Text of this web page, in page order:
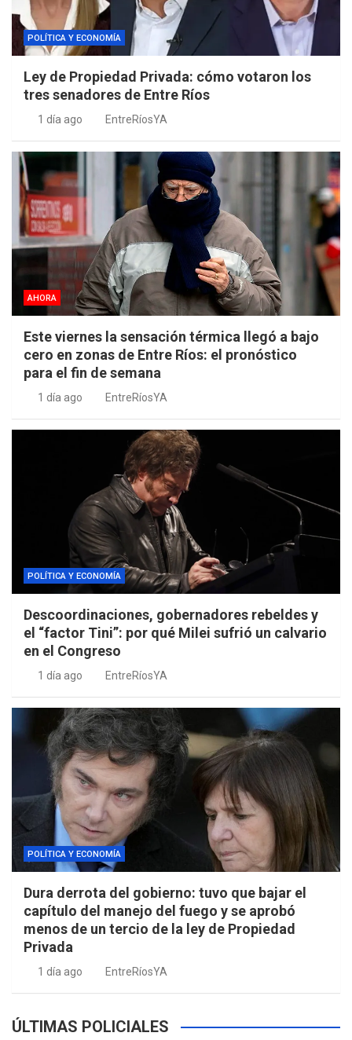
POLÍTICA Y ECONOMÍA
Ley de Propiedad Privada: cómo votaron los
tres senadores de Entre Ríos
1 día ago EntreRíosYA
AHORA
Este viernes la sensación térmica llegó a bajo
cero en zonas de Entre Ríos: el pronóstico
para el fin de semana
1 día ago EntreRíosYA
POLÍTICA Y ECONOMÍA
Descoordinaciones, gobernadores rebeldes y
el “factor Tini”: por qué Milei sufrió un calvario
en el Congreso
1 día ago EntreRíosYA
POLÍTICA Y ECONOMÍA
Dura derrota del gobierno: tuvo que bajar el
capítulo del manejo del fuego y se aprobó
menos de un tercio de la ley de Propiedad
Privada
1 día ago EntreRíosYA
ÚLTIMAS POLICIALES